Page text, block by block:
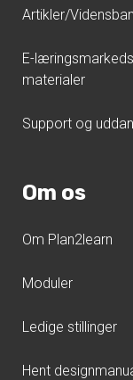
Artikler/
E-
materialer
Support og
Om os
Om Plan2learn
Moduler
Ledige stillinger
Hent